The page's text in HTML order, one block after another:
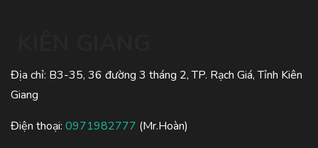
Địa chỉ: B3-35, 36 đường 3 tháng 2, TP. Rạch Giá, Tỉnh Kiên
Giang
Điện thoại: 0971982777 (Mr.Hoàn)